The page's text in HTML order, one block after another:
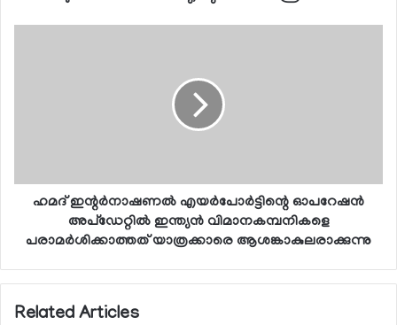
ഹമദ് ഇന്റര്‍നാഷണല്‍ എയര്‍പോര്‍ട്ടിന്റെ ഓപറേഷന്‍
അപ്‌ഡേറ്റില്‍ ഇന്ത്യന്‍ വിമാനകമ്പനികളെ
പരാമര്‍ശിക്കാത്തത് യാത്രക്കാരെ ആശങ്കാകുലരാക്കുന്നു
Related Articles